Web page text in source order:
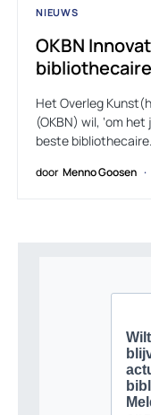
NIEUWS
OKBN
Het Overleg
(OKBN) wil, ‘om
beste
door Menno Goosen